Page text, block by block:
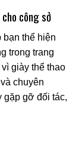
công sở
bạn thể hiện
trong trang
giày thể thao
chuyên
gặp gỡ đối tác,